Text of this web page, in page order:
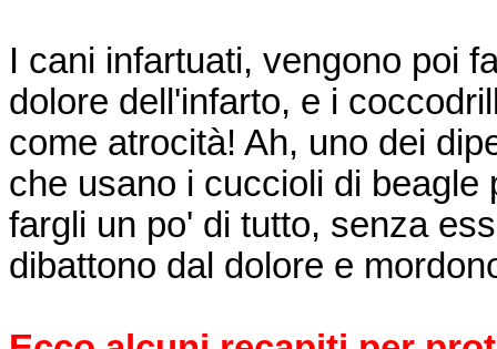
I cani infartuati, vengono poi
dolore dell'infarto, e i
come atrocità! Ah, uno dei
che usano i cuccioli di
fargli un po' di tutto, senza
dibattono dal dolore e